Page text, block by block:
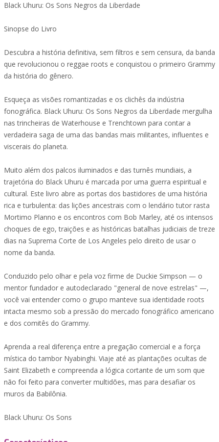
Black Uhuru: Os Sons Negros da Liberdade
Sinopse do Livro
Descubra a história definitiva, sem filtros e sem censura, da banda
que revolucionou o reggae roots e conquistou o primeiro Grammy
da história do gênero.
Esqueça as visões romantizadas e os clichês da indústria
fonográfica. Black Uhuru: Os Sons Negros da Liberdade mergulha
nas trincheiras de Waterhouse e Trenchtown para contar a
verdadeira saga de uma das bandas mais militantes, influentes e
viscerais do planeta.
Muito além dos palcos iluminados e das turnês mundiais, a
trajetória do Black Uhuru é marcada por uma guerra espiritual e
cultural. Este livro abre as portas dos bastidores de uma história
rica e turbulenta: das lições ancestrais com o lendário tutor rasta
Mortimo Planno e os encontros com Bob Marley, até os intensos
choques de ego, traições e as históricas batalhas judiciais de treze
dias na Suprema Corte de Los Angeles pelo direito de usar o
nome da banda.
Conduzido pelo olhar e pela voz firme de Duckie Simpson — o
mentor fundador e autodeclarado "general de nove estrelas" —,
você vai entender como o grupo manteve sua identidade roots
intacta mesmo sob a pressão do mercado fonográfico americano
e dos comitês do Grammy.
Aprenda a real diferença entre a pregação comercial e a força
mística do tambor Nyabinghi. Viaje até as plantações ocultas de
Saint Elizabeth e compreenda a lógica cortante de um som que
não foi feito para converter multidões, mas para desafiar os
muros da Babilônia.
Black Uhuru: Os Sons